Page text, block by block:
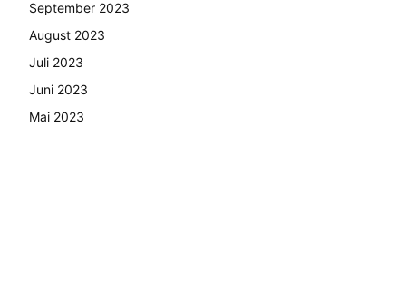
September 2023
August 2023
Juli 2023
Juni 2023
Mai 2023